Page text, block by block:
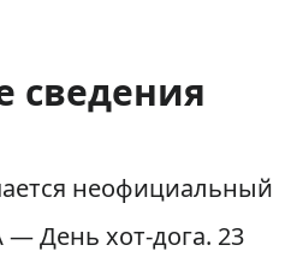
сведения
неофициальный
День хот-дога. 23